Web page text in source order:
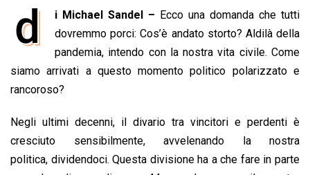
e
o
o
a
t
s
A
n
k
e
d
r
e
a
d
a
i
l
p
y
L
i
i
n
t
d i Michael Sandel – Ecco una domanda che tutti
dovremmo porci: Cos’è andato storto? Aldilà della
pandemia, intendo con la nostra vita civile. Come
siamo arrivati a questo momento politico polarizzato e
rancoroso?
Negli ultimi decenni, il divario tra vincitori e perdenti è
cresciuto sensibilmente, avvelenando la nostra
politica, dividendoci. Questa divisione ha a che fare in parte